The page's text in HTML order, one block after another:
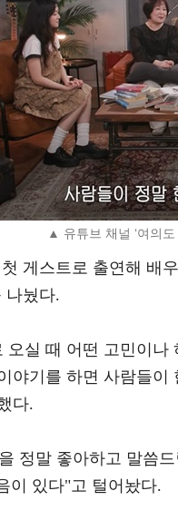
▲ 유튜브 채널 ‘여의
게스트로 출연해 배
나눴다.
오실 때 어떤 고민이
야기를 하면 사람들
다.
정말 좋아하고 말씀
이 있다"고 털어놨다.